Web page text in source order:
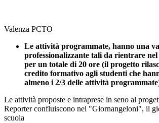
Valenza PCTO
Le attività programmate, hanno una
professionalizzante tali da rientrare
per un totale di 20 ore (il progetto
credito formativo agli studenti che
almeno i 2/3 delle attività
Le attività proposte e intraprese in seno al
Reporter confluiscono nel "Giornangeloni", il
scuola